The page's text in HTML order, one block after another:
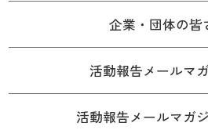
企業・団体の皆
活動報告メールマ
活動報告メールマガ